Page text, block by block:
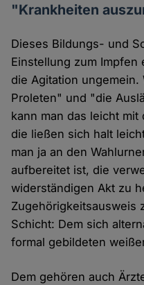
"Krankheiten
Dieses Bildungs- und
Einstellung zum
die Agitation ungemein.
Proleten" und "die
kann man das leicht
die ließen sich halt
man ja an den
aufbereitet ist, die
widerständigen Akt zu
Zugehörigkeitsausweis
Schicht: Dem sich
formal gebildeten
Dem gehören auch